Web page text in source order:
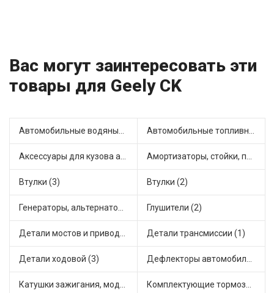
Вас могут заинтересовать эти
товары для Geely CK
Автомобильные водяные насосы (1) Автомобильные топливные насосы (3)
Аксессуары для кузова автомобиля (1) Амортизаторы, стойки, подушки стоек (14)
Втулки (3) Втулки (2)
Генераторы, альтернаторы и комплектующие (1) Глушители (2)
Детали мостов и привода трансмиссии (2) Детали трансмиссии (1)
Детали ходовой (3) Дефлекторы автомобильные (1)
Катушки зажигания, модули зажигания (4) Комплектующие тормозной системы (1)